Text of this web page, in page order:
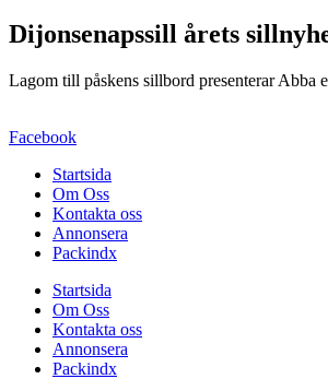
Dijonsenapssill årets
Lagom till påskens sillbord presenterar Abba
Facebook
Startsida
Om Oss
Kontakta oss
Annonsera
Packindx
Startsida
Om Oss
Kontakta oss
Annonsera
Packindx